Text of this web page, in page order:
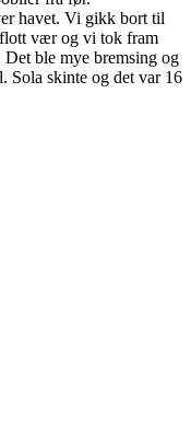
havet. Vi gikk bort til
vær og vi tok fram
Det ble mye bremsing og
Sola skinte og det var 16